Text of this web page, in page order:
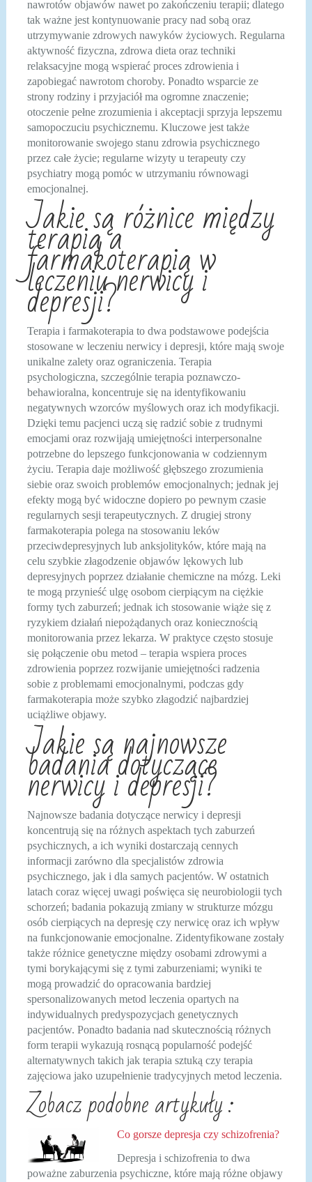
nawrotów objawów nawet po zakończeniu terapii; dlatego
tak ważne jest kontynuowanie pracy nad sobą oraz
utrzymywanie zdrowych nawyków życiowych. Regularna
aktywność fizyczna, zdrowa dieta oraz techniki
relaksacyjne mogą wspierać proces zdrowienia i
zapobiegać nawrotom choroby. Ponadto wsparcie ze
strony rodziny i przyjaciół ma ogromne znaczenie;
otoczenie pełne zrozumienia i akceptacji sprzyja lepszemu
samopoczuciu psychicznemu. Kluczowe jest także
monitorowanie swojego stanu zdrowia psychicznego
przez całe życie; regularne wizyty u terapeuty czy
psychiatry mogą pomóc w utrzymaniu równowagi
emocjonalnej.
Jakie są różnice między
terapią a
farmakoterapią w
leczeniu nerwicy i
depresji?
Terapia i farmakoterapia to dwa podstawowe podejścia
stosowane w leczeniu nerwicy i depresji, które mają swoje
unikalne zalety oraz ograniczenia. Terapia
psychologiczna, szczególnie terapia poznawczo-
behawioralna, koncentruje się na identyfikowaniu
negatywnych wzorców myślowych oraz ich modyfikacji.
Dzięki temu pacjenci uczą się radzić sobie z trudnymi
emocjami oraz rozwijają umiejętności interpersonalne
potrzebne do lepszego funkcjonowania w codziennym
życiu. Terapia daje możliwość głębszego zrozumienia
siebie oraz swoich problemów emocjonalnych; jednak jej
efekty mogą być widoczne dopiero po pewnym czasie
regularnych sesji terapeutycznych. Z drugiej strony
farmakoterapia polega na stosowaniu leków
przeciwdepresyjnych lub anksjolityków, które mają na
celu szybkie złagodzenie objawów lękowych lub
depresyjnych poprzez działanie chemiczne na mózg. Leki
te mogą przynieść ulgę osobom cierpiącym na ciężkie
formy tych zaburzeń; jednak ich stosowanie wiąże się z
ryzykiem działań niepożądanych oraz koniecznością
monitorowania przez lekarza. W praktyce często stosuje
się połączenie obu metod – terapia wspiera proces
zdrowienia poprzez rozwijanie umiejętności radzenia
sobie z problemami emocjonalnymi, podczas gdy
farmakoterapia może szybko złagodzić najbardziej
uciążliwe objawy.
Jakie są najnowsze
badania dotyczące
nerwicy i depresji?
Najnowsze badania dotyczące nerwicy i depresji
koncentrują się na różnych aspektach tych zaburzeń
psychicznych, a ich wyniki dostarczają cennych
informacji zarówno dla specjalistów zdrowia
psychicznego, jak i dla samych pacjentów. W ostatnich
latach coraz więcej uwagi poświęca się neurobiologii tych
schorzeń; badania pokazują zmiany w strukturze mózgu
osób cierpiących na depresję czy nerwicę oraz ich wpływ
na funkcjonowanie emocjonalne. Zidentyfikowane zostały
także różnice genetyczne między osobami zdrowymi a
tymi borykającymi się z tymi zaburzeniami; wyniki te
mogą prowadzić do opracowania bardziej
spersonalizowanych metod leczenia opartych na
indywidualnych predyspozycjach genetycznych
pacjentów. Ponadto badania nad skutecznością różnych
form terapii wykazują rosnącą popularność podejść
alternatywnych takich jak terapia sztuką czy terapia
zajęciowa jako uzupełnienie tradycyjnych metod leczenia.
Zobacz podobne artykuły :
Co gorsze depresja czy schizofrenia?
Depresja i schizofrenia to dwa
poważne zaburzenia psychiczne, które mają różne objawy